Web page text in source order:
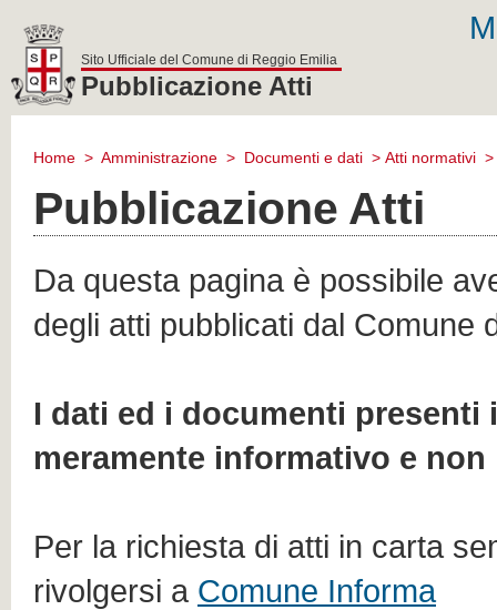
reggio
Sito Ufficiale del Comune di Reggio Emilia
Pubblicazione Atti
Home > Amministrazione > Documenti e dati > Atti normativi >
Pubblicazione Atti
Da questa pagina è possibile
degli atti pubblicati dal Comune
I dati ed i documenti presenti
meramente informativo e
Per la richiesta di atti in carta
rivolgersi a Comune Informa